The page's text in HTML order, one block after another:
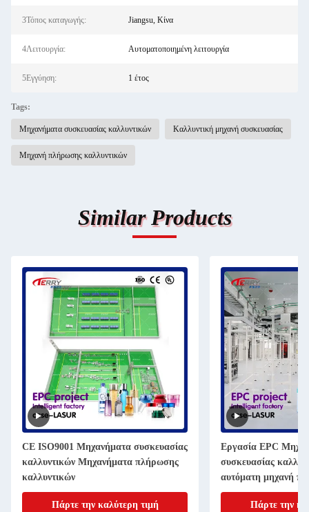
3Τόπος καταγωγής: Jiangsu, Κίνα
4Λειτουργία: Αυτοματοποιημένη λειτουργία
5Εγγύηση: 1 έτος
Tags:
Μηχανήματα συσκευασίας καλλυντικών Καλλυντική μηχανή συσκευασίας
Μηχανή πλήρωσης καλλυντικών
Similar Products
CE ISO9001 Μηχανήματα συσκευασίας
καλλυντικών Μηχανήματα πλήρωσης
καλλυντικών
Πάρτε την καλύτερη τιμή
Εργασία EPC
συσκευασίας
αυτόματη μηχανή
καλλυντικών
Πάρτε την